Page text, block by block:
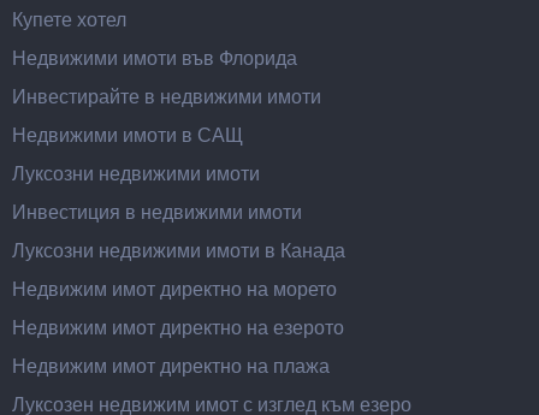
Купете хотел
Недвижими имоти във Флорида
Инвестирайте в недвижими имоти
Недвижими имоти в САЩ
Луксозни недвижими имоти
Инвестиция в недвижими имоти
Луксозни недвижими имоти в Канада
Недвижим имот директно на морето
Недвижим имот директно на езерото
Недвижим имот директно на плажа
Луксозен недвижим имот с изглед към езеро